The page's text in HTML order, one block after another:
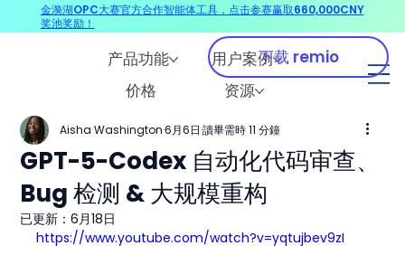
产品功能
用户案例
价格
资源
下载 remio
GPT-5-Codex 自动化代码审查、
Bug 检测 & 大规模重构
Aisha Washington 6月6日 讀畢需時 11 分鐘
已更新：6月18日
https://www.youtube.com/watch?v=yqtujbev9zI
金漪湖OPC大赛官方合作智能体工具，点击参赛赢取660,000CNY
奖池奖励！